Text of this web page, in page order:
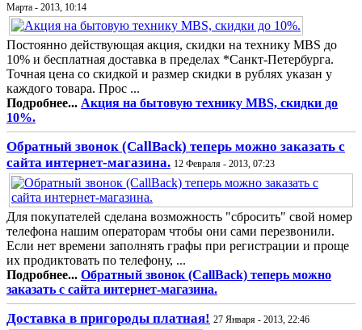
Марта - 2013, 10:14
Постоянно действующая акция, скидки на технику MBS до
10% и бесплатная доставка в пределах *Санкт-Петербурга.
Точная цена со скидкой и размер скидки в рублях указан у
каждого товара. Прос ...
Подробнее... Акция на бытовую технику MBS, скидки до
10%.
Обратный звонок (CallBack) теперь можно заказать с
сайта интернет-магазина. 12 Февраля - 2013, 07:23
Для покупателей сделана возможность "сбросить" свой номер
телефона нашим операторам чтобы они сами перезвонили.
Если нет времени заполнять графы при регистрации и проще
их продиктовать по телефону, ...
Подробнее... Обратный звонок (CallBack) теперь можно
заказать с сайта интернет-магазина.
Доставка в пригороды платная! 27 Января - 2013, 22:46